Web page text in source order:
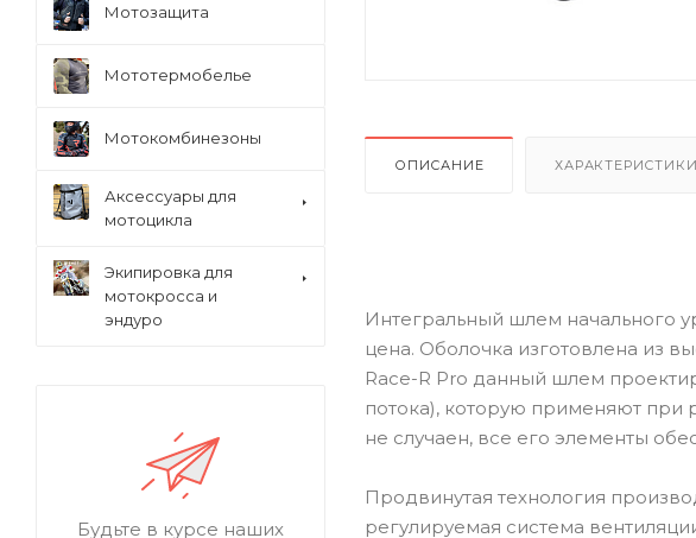
ОПИСАНИЕ ХАРАКТЕРИСТИКИ
Интегральный шлем начального
цена. Оболочка изготовлена из
Race-R Pro данный шлем
потока), которую применяют при
не случаен, все его элементы
Продвинутая технология
регулируемая система
Мотозащита
Мототермобелье
Мотокомбинезоны
Аксессуары для
мотоцикла
Экипировка для
мотокросса и
эндуро
Будьте в курсе наших